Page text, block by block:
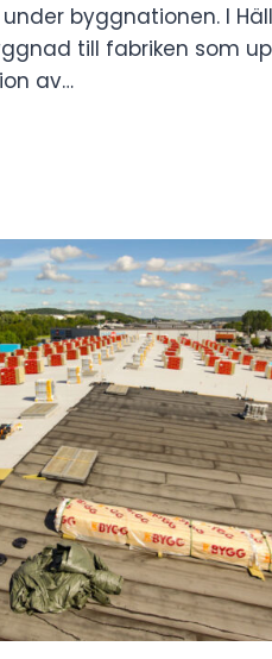
byggnationen. I
till fabriken som
av…